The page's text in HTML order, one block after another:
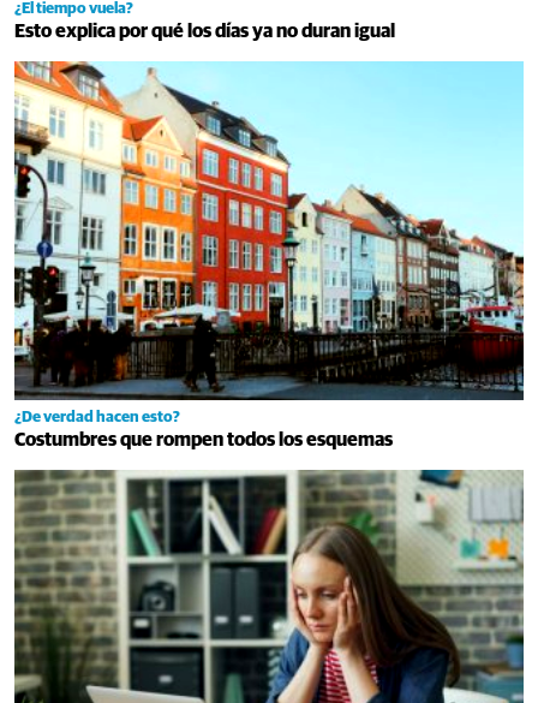
¿El tiempo vuela?
Esto explica por qué los días ya no duran igual
¿De verdad hacen esto?
Costumbres que rompen todos los esquemas